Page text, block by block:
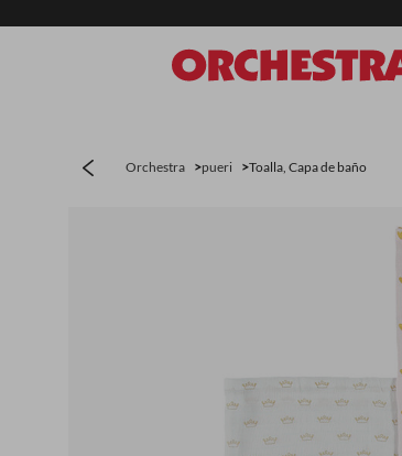
Menú
Orchestra pueri Toalla, Capa de baño